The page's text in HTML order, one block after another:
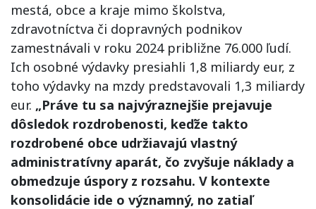
mestá, obce a kraje mimo školstva,
zdravotníctva či dopravných podnikov
zamestnávali v roku 2024 približne 76.000 ľudí.
Ich osobné výdavky presiahli 1,8 miliardy eur, z
toho výdavky na mzdy predstavovali 1,3 miliardy
eur. „Práve tu sa najvýraznejšie prejavuje
dôsledok rozdrobenosti, keďže takto
rozdrobené obce udržiavajú vlastný
administratívny aparát, čo zvyšuje náklady a
obmedzuje úspory z rozsahu. V kontexte
konsolidácie ide o významný, no zatiaľ